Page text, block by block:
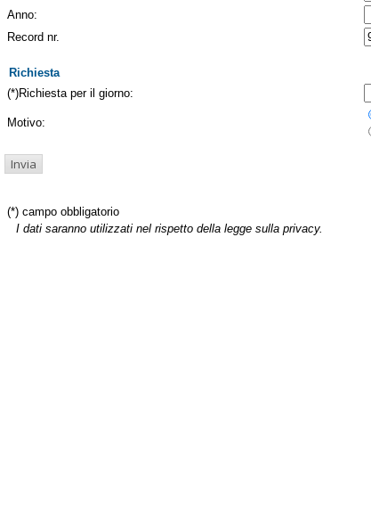
Anno:
Record nr.
Richiesta
(*)Richiesta per il giorno:
Motivo:
(*) campo obbligatorio
I dati saranno utilizzati nel rispetto della legge sulla privacy.